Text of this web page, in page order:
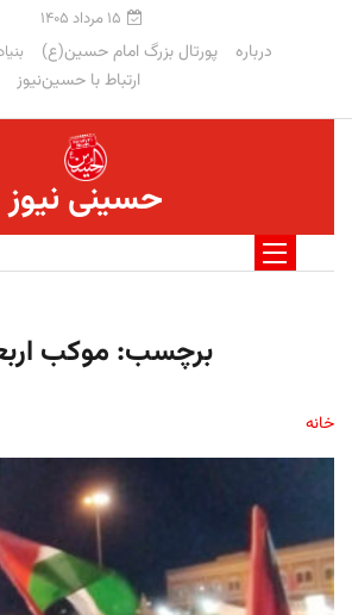
۱۵ مرداد ۱۴۰۵
درباره پورتال بزرگ امام حسین(ع)
ارتباط با حسین‌نیوز
حسینی نیوز
برچسب: موکب
خانه